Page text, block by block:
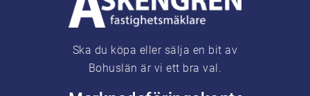
Ska du köpa eller sälja en bit av
Bohuslän är vi ett bra val.